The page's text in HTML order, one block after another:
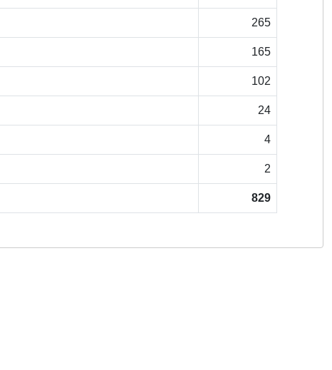
265
165
102
24
4
2
829